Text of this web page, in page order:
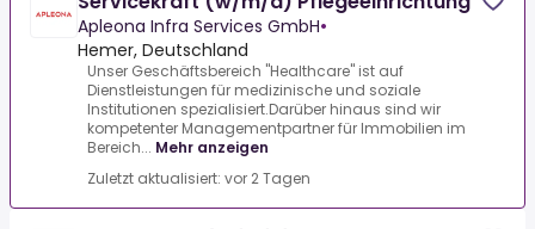
Apleona Infra Services GmbH•
Hemer, Deutschland
Unser Geschäftsbereich "Healthcare" ist auf
Dienstleistungen für medizinische und soziale
Institutionen spezialisiert.Darüber hinaus sind wir
kompetenter Managementpartner für Immobilien im
Bereich... Mehr anzeigen
Zuletzt aktualisiert: vor 2 Tagen